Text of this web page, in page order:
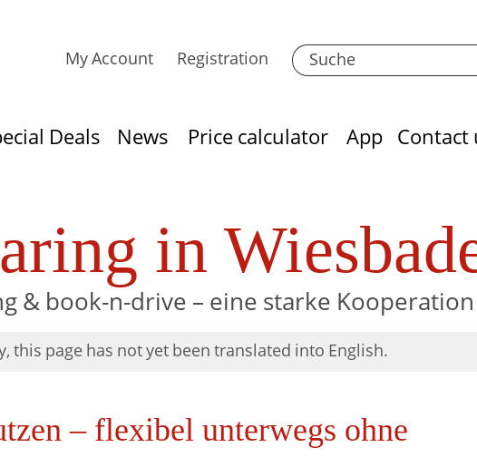
My Account Registration
Deals News Price calculator App Contact
in
& book-n-drive – eine starke Kooperation
this page has not yet been translated into English.
– flexibel unterwegs ohne